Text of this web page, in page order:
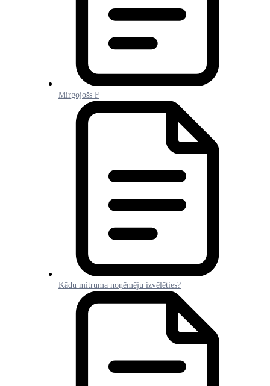
Mirgojošs F
Kādu mitruma noņēmēju izvēlēties?